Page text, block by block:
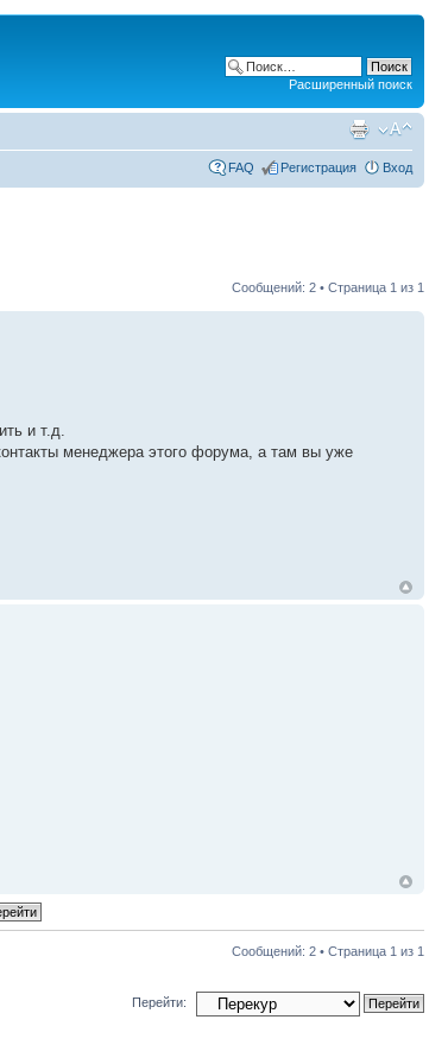
Расширенный поиск
FAQ Регистрация Вход
Сообщений: 2 • Страница 1 из 1
и т.д.
менеджера этого форума, а там вы уже
Сообщений: 2 • Страница 1 из 1
Перейти: